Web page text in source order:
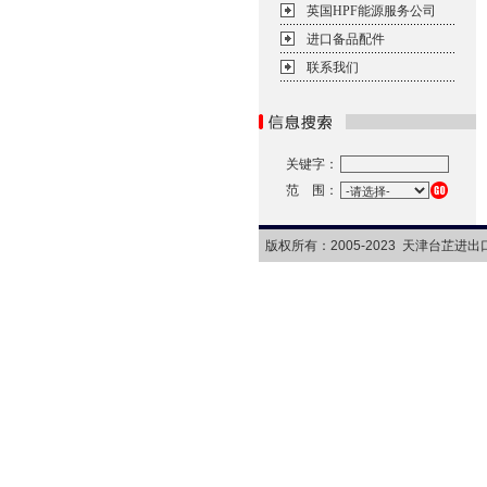
英国HPF能源服务公司
进口备品配件
联系我们
关键字：
范 围：
版权所有：2005-2023 天津台芷进出